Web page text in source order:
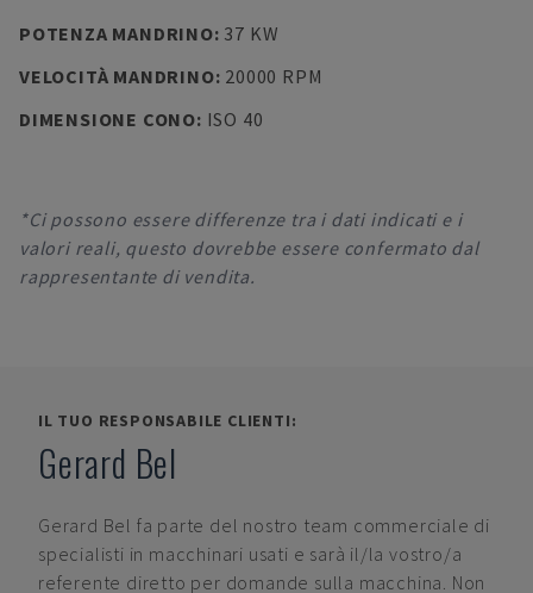
POTENZA MANDRINO: 37 KW
VELOCITÀ MANDRINO: 20000 RPM
DIMENSIONE CONO: ISO 40
*Ci possono essere differenze tra i dati indicati e i
valori reali, questo dovrebbe essere confermato dal
rappresentante di vendita.
IL TUO RESPONSABILE CLIENTI:
Gerard Bel
Gerard Bel fa parte del nostro team commerciale di
specialisti in macchinari usati e sarà il/la vostro/a
referente diretto per domande sulla macchina. Non